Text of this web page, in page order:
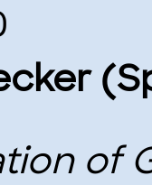
of